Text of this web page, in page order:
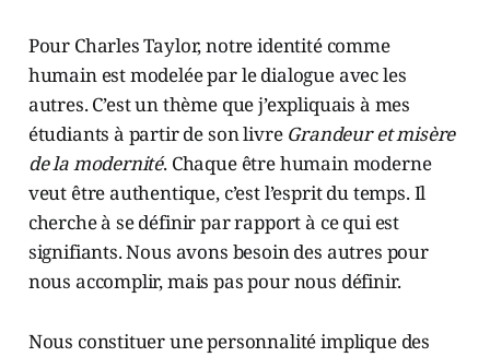
Pour Charles Taylor, notre identité comme
humain est modelée par le dialogue avec les
autres. C’est un thème que j’expliquais à mes
étudiants à partir de son livre Grandeur et misère
de la modernité. Chaque être humain moderne
veut être authentique, c’est l’esprit du temps. Il
cherche à se définir par rapport à ce qui est
signifiants. Nous avons besoin des autres pour
nous accomplir, mais pas pour nous définir.
Nous constituer une personnalité implique des